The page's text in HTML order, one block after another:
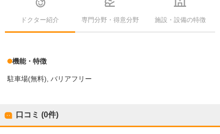
ドクター紹介 専門分野・得意分野 施設・設備の特徴
機能・特徴
駐車場(無料) バリアフリー
口コミ (0件)